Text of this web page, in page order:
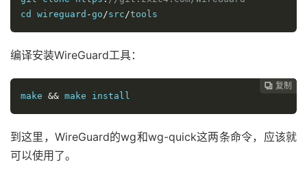
cd
wireguard -go/src/tools
编译安装WireGuard工具：
 复制
 复制
 复制
 复制
 复制
 复制
 复制
 复制
 复制
 复制
 复制
 复制
 复制
 复制
 复制
make && make install
到这里，WireGuard的wg和wg-quick这两条命令，应该就
可以使用了。